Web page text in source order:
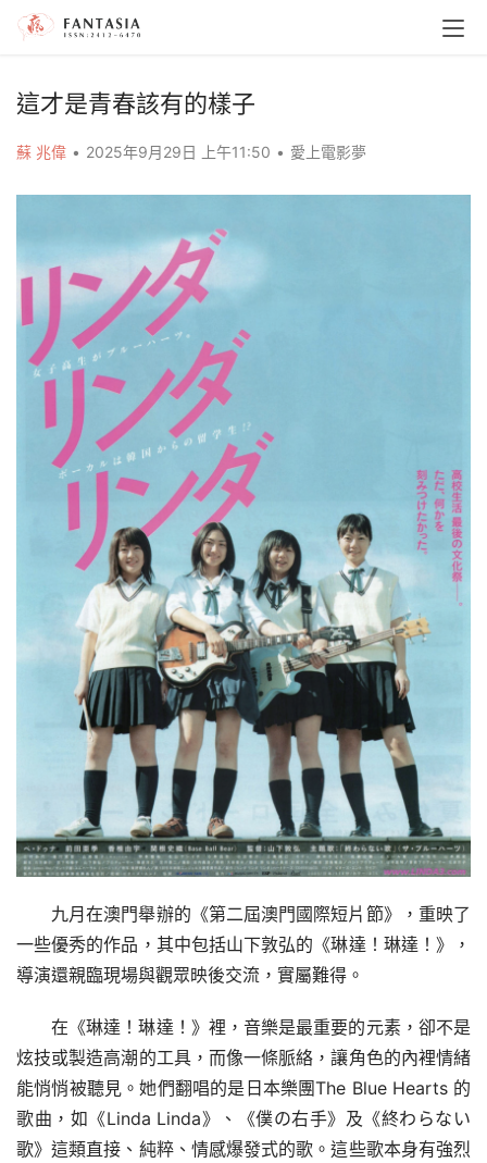
這才是青春該有的樣子
蘇 兆偉 • 2025年9月29日 上午11:50 • 愛上電影夢
九月在澳門舉辦的《第二屆澳門國際短片節》，重映了
一些優秀的作品，其中包括山下敦弘的《琳達！琳達！》，
導演還親臨現場與觀眾映後交流，實屬難得。
在《琳達！琳達！》裡，音樂是最重要的元素，卻不是
炫技或製造高潮的工具，而像一條脈絡，讓角色的內裡情緒
能悄悄被聽見。她們翻唱的是日本樂團The Blue Hearts 的
歌曲，如《Linda Linda》、《僕の右手》及《終わらない
歌》這類直接、純粹、情感爆發式的歌。這些歌本身有強烈